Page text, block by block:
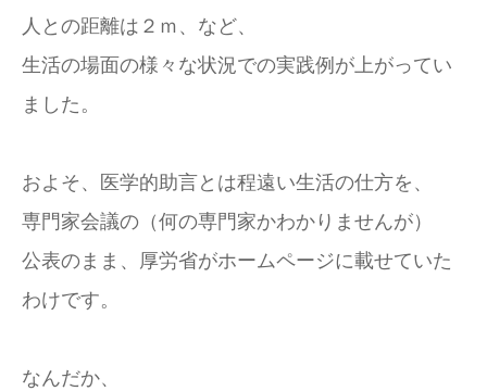
人との距離は２ｍ、など、
生活の場面の様々な状況での実践例が上がってい
ました。
およそ、医学的助言とは程遠い生活の仕方を、
専門家会議の（何の専門家かわかりませんが）
公表のまま、厚労省がホームページに載せていた
わけです。
なんだか、